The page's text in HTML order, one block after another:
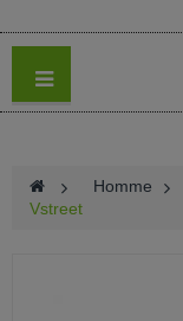
> Homme >
Vstreet